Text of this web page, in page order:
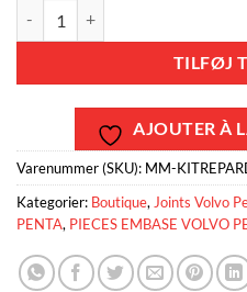
TILFØJ
AJOUTER À
Varenummer (SKU): MM-
Kategorier: Boutique, Joints Volvo
PENTA, PIECES EMBASE VOLVO